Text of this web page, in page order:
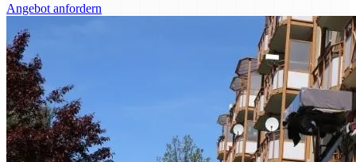
Angebot anfordern